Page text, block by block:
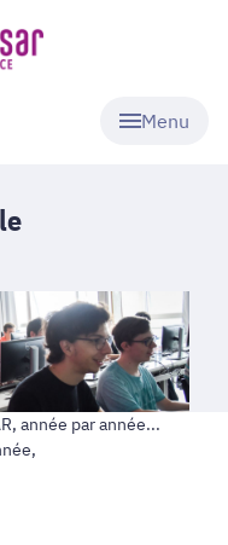
Menu
année par année...